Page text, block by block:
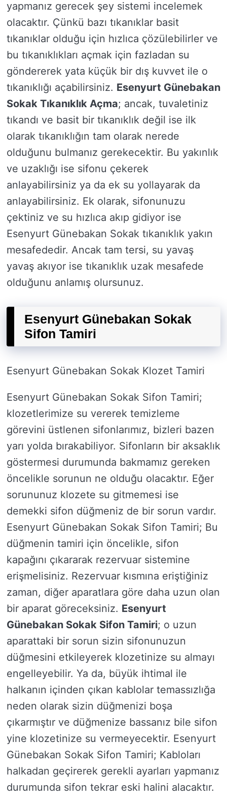
yapmanız gerecek şey sistemi incelemek
olacaktır. Çünkü bazı tıkanıklar basit
tıkanıklar olduğu için hızlıca çözülebilirler ve
bu tıkanıklıkları açmak için fazladan su
göndererek yata küçük bir dış kuvvet ile o
tıkanıklığı açabilirsiniz. Esenyurt Günebakan
Sokak Tıkanıklık Açma; ancak, tuvaletiniz
tıkandı ve basit bir tıkanıklık değil ise ilk
olarak tıkanıklığın tam olarak nerede
olduğunu bulmanız gerekecektir. Bu yakınlık
ve uzaklığı ise sifonu çekerek
anlayabilirsiniz ya da ek su yollayarak da
anlayabilirsiniz. Ek olarak, sifonunuzu
çektiniz ve su hızlıca akıp gidiyor ise
Esenyurt Günebakan Sokak tıkanıklık yakın
mesafededir. Ancak tam tersi, su yavaş
yavaş akıyor ise tıkanıklık uzak mesafede
olduğunu anlamış olursunuz.
Esenyurt Günebakan Sokak
Sifon Tamiri
Esenyurt Günebakan Sokak Klozet Tamiri
Esenyurt Günebakan Sokak Sifon Tamiri;
klozetlerimize su vererek temizleme
görevini üstlenen sifonlarımız, bizleri bazen
yarı yolda bırakabiliyor. Sifonların bir aksaklık
göstermesi durumunda bakmamız gereken
öncelikle sorunun ne olduğu olacaktır. Eğer
sorununuz klozete su gitmemesi ise
demekki sifon düğmeniz de bir sorun vardır.
Esenyurt Günebakan Sokak Sifon Tamiri; Bu
düğmenin tamiri için öncelikle, sifon
kapağını çıkararak rezervuar sistemine
erişmelisiniz. Rezervuar kısmına eriştiğiniz
zaman, diğer aparatlara göre daha uzun olan
bir aparat göreceksiniz. Esenyurt
Günebakan Sokak Sifon Tamiri; o uzun
aparattaki bir sorun sizin sifonunuzun
düğmesini etkileyerek klozetinize su almayı
engelleyebilir. Ya da, büyük ihtimal ile
halkanın içinden çıkan kablolar temassızlığa
neden olarak sizin düğmenizi boşa
çıkarmıştır ve düğmenize bassanız bile sifon
yine klozetinize su vermeyecektir. Esenyurt
Günebakan Sokak Sifon Tamiri; Kabloları
halkadan geçirerek gerekli ayarları yapmanız
durumunda sifon tekrar eski halini alacaktır.